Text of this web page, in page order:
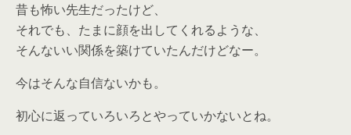
昔も怖い先生だったけど、
それでも、たまに顔を出してくれるような、
そんないい関係を築けていたんだけどなー。
今はそんな自信ないかも。
初心に返っていろいろとやっていかないとね。